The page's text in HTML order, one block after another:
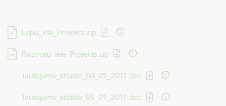
Lejupielādēt:
Lapu_iela_Projekts.zip
Lejupielādēt:
Razotaju_iela_Projekts.zip
Lejupielādēt:
Jautajums_atbilde_04_01_2017.doc
Lejupielādēt:
Jautajums_atbilde_05_01_2017.doc